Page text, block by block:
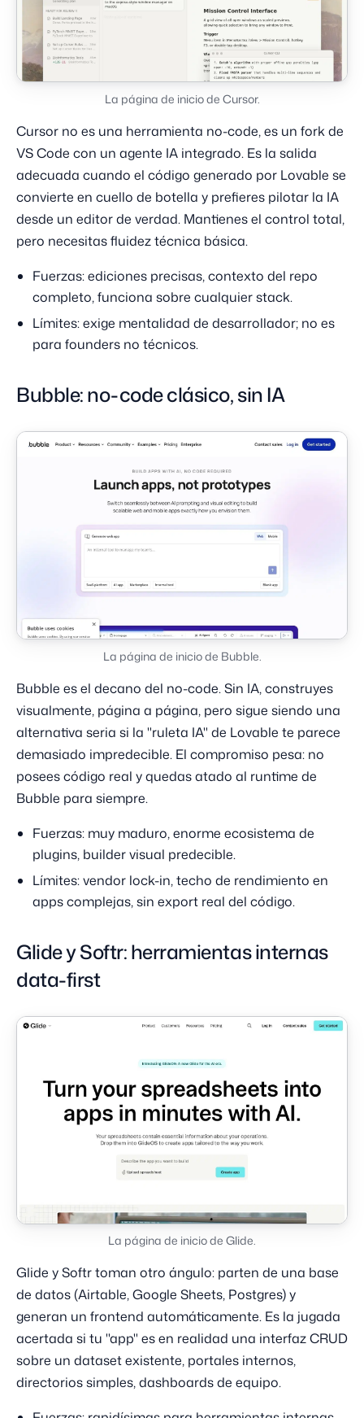
La página de inicio de Cursor.
Cursor no es una herramienta no-code, es un fork de
VS Code con un agente IA integrado. Es la salida
adecuada cuando el código generado por Lovable se
convierte en cuello de botella y prefieres pilotar la IA
desde un editor de verdad. Mantienes el control total,
pero necesitas fluidez técnica básica.
Fuerzas: ediciones precisas, contexto del repo
completo, funciona sobre cualquier stack.
Límites: exige mentalidad de desarrollador; no es
para founders no técnicos.
Bubble: no-code clásico, sin IA
La página de inicio de Bubble.
Bubble es el decano del no-code. Sin IA, construyes
visualmente, página a página, pero sigue siendo una
alternativa seria si la "ruleta IA" de Lovable te parece
demasiado impredecible. El compromiso pesa: no
posees código real y quedas atado al runtime de
Bubble para siempre.
Fuerzas: muy maduro, enorme ecosistema de
plugins, builder visual predecible.
Límites: vendor lock-in, techo de rendimiento en
apps complejas, sin export real del código.
Glide y Softr: herramientas internas
data-first
La página de inicio de Glide.
Glide y Softr toman otro ángulo: parten de una base
de datos (Airtable, Google Sheets, Postgres) y
generan un frontend automáticamente. Es la jugada
acertada si tu "app" es en realidad una interfaz CRUD
sobre un dataset existente, portales internos,
directorios simples, dashboards de equipo.